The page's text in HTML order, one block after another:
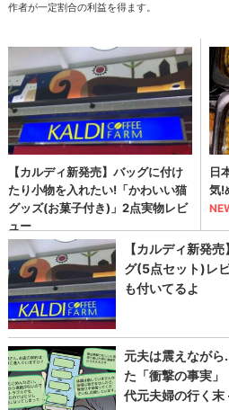
作者が一定割合の利益を得ます。